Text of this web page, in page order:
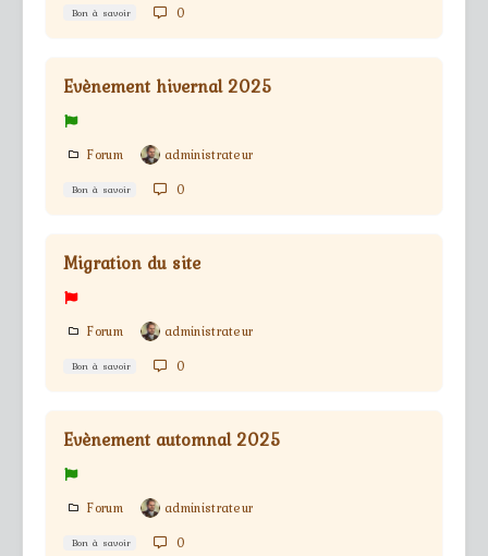
Bon à savoir 0
Evènement hivernal 2025
Forum administrateur
Bon à savoir 0
Migration du site
Forum administrateur
Bon à savoir 0
Evènement automnal 2025
Forum administrateur
Bon à savoir 0